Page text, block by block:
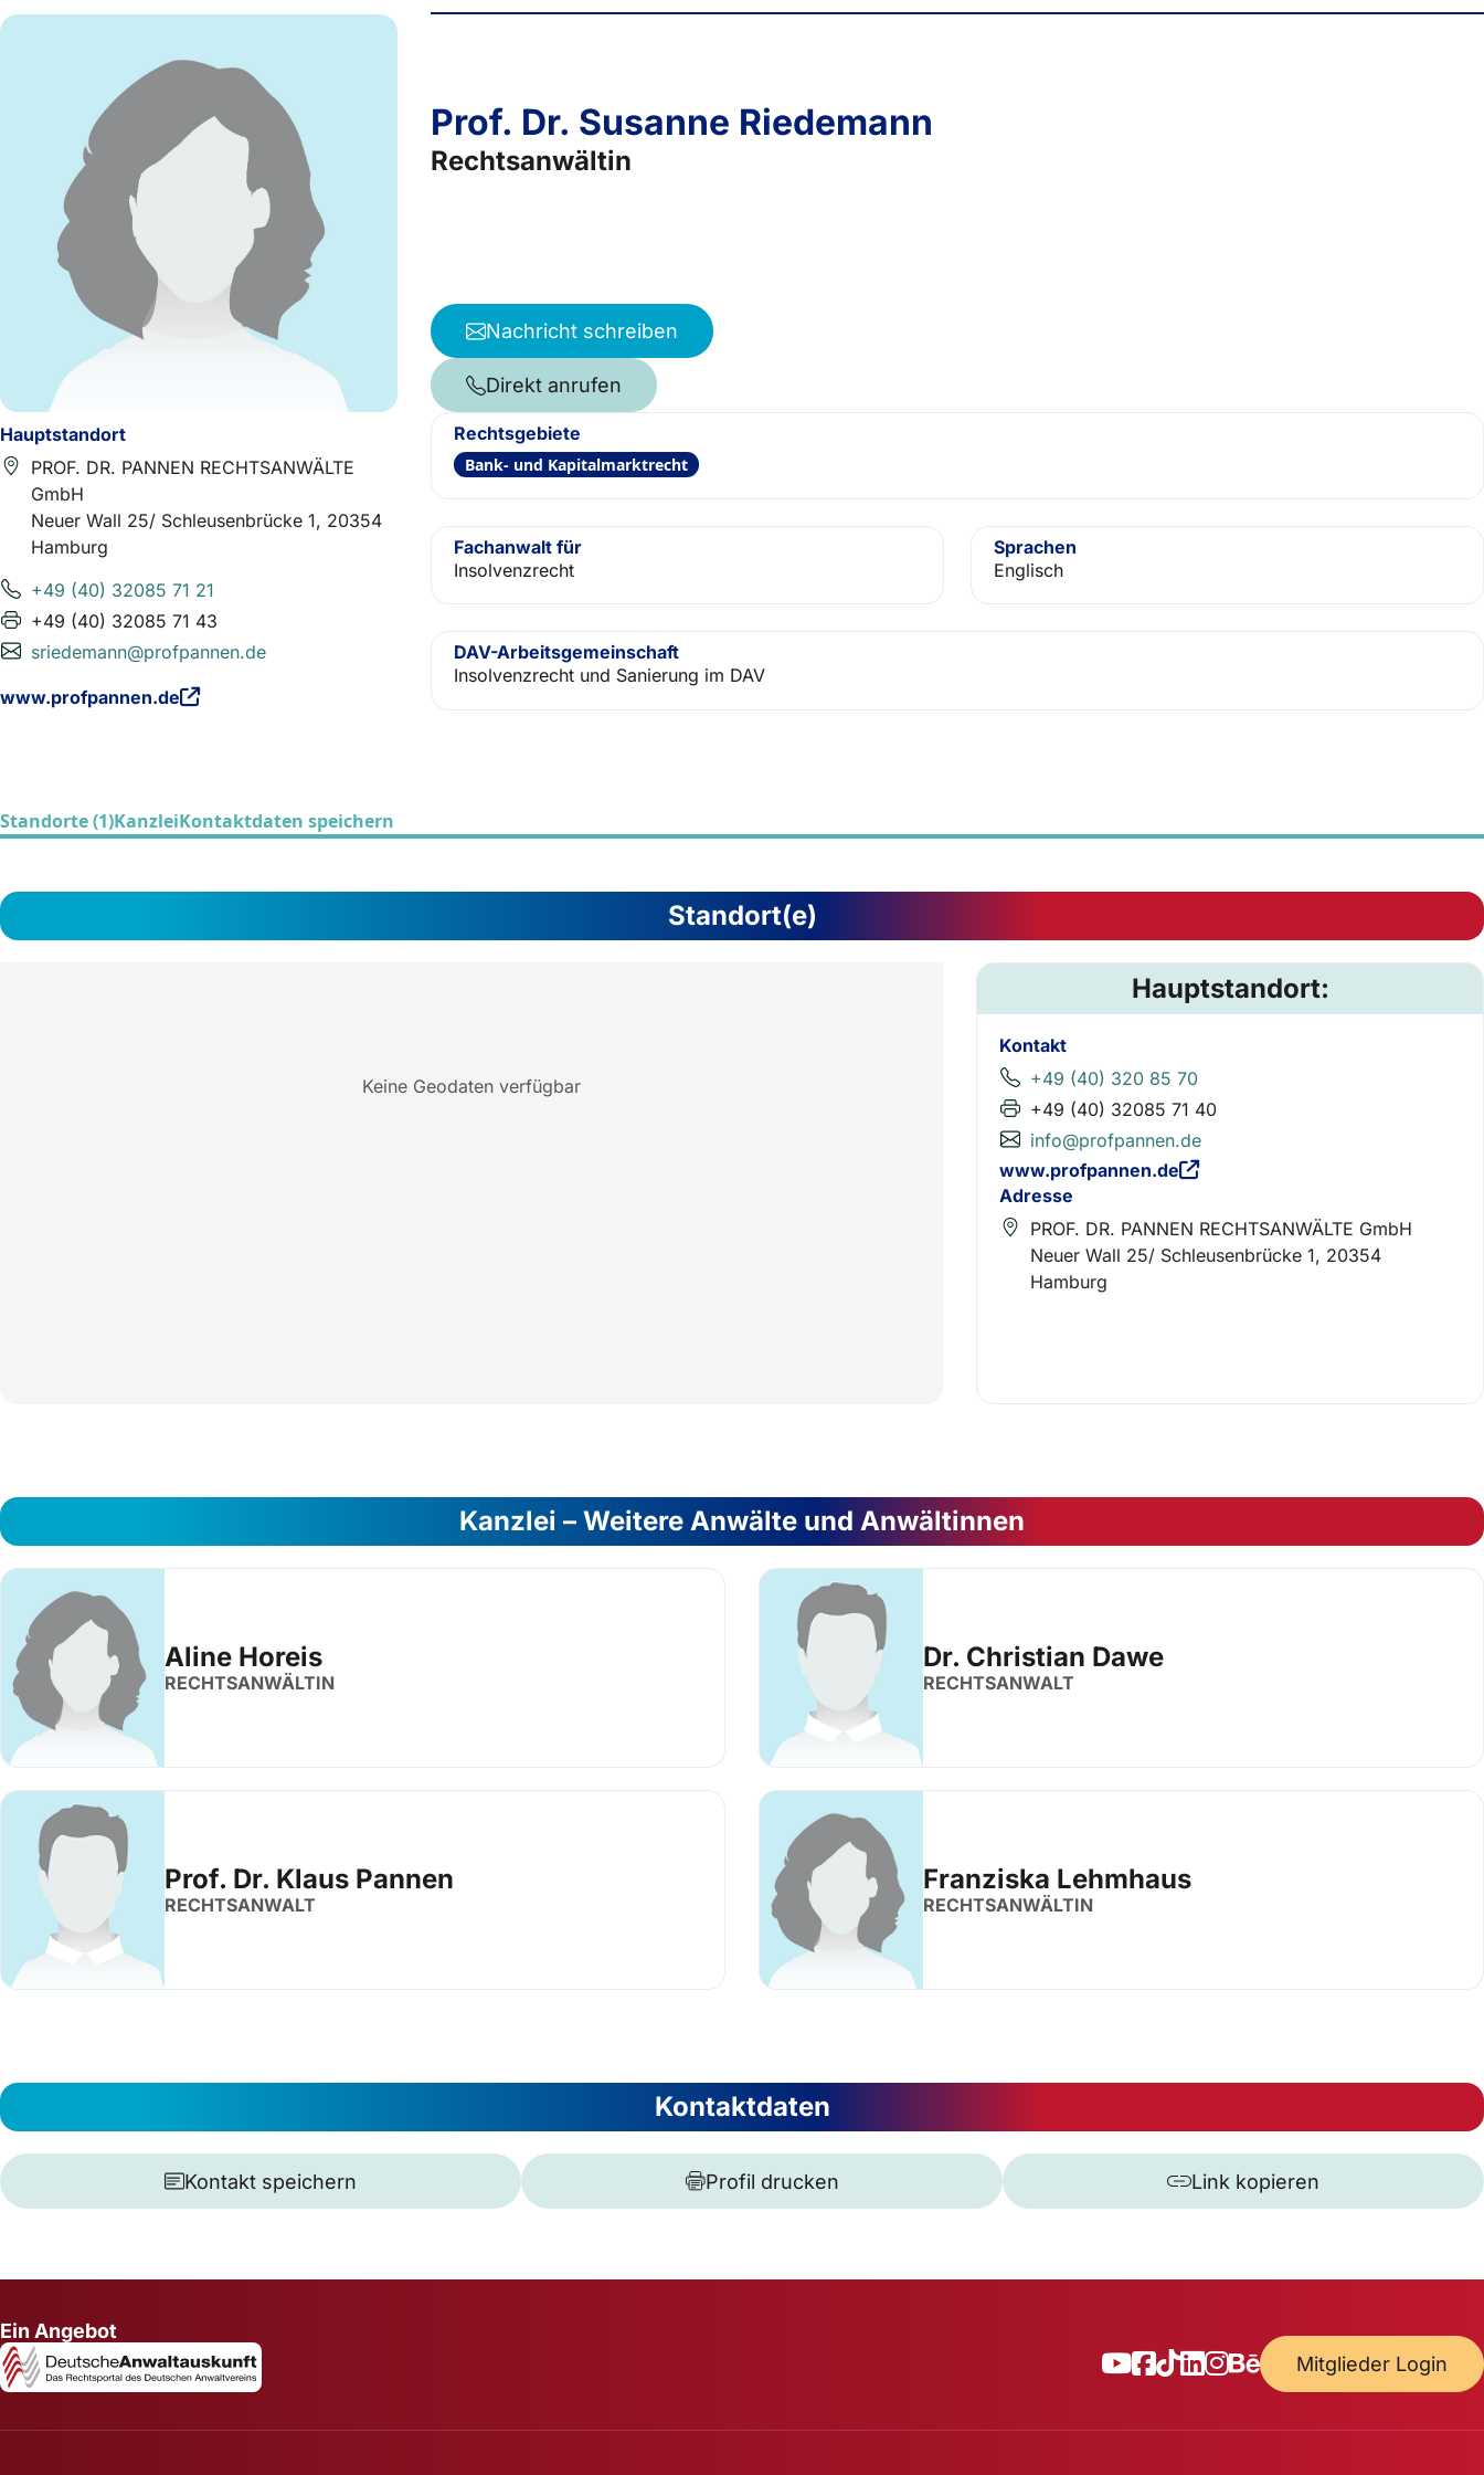
Hauptstandort
PROF. DR. PANNEN RECHTSANWÄLTE
GmbH
Neuer Wall 25/ Schleusenbrücke 1, 20354
Hamburg
+49 (40) 32085 71 21
+49 (40) 32085 71 43
sriedemann@profpannen.de
www.profpannen.de
Prof. Dr. Susanne Riedemann
Rechtsanwältin
Nachricht schreiben
Direkt anrufen
Rechtsgebiete
Bank- und Kapitalmarktrecht
Fachanwalt für
Insolvenzrecht
Sprachen
Englisch
DAV-Arbeitsgemeinschaft
Insolvenzrecht und Sanierung im DAV
Standorte (1)KanzleiKontaktdaten speichern
Standort(e)
Keine Geodaten verfügbar
Hauptstandort:
Kontakt
+49 (40) 320 85 70
+49 (40) 32085 71 40
info@profpannen.de
www.profpannen.de
Adresse
PROF. DR. PANNEN RECHTSANWÄLTE GmbH
Neuer Wall 25/ Schleusenbrücke 1, 20354
Hamburg
Kanzlei – Weitere Anwälte und Anwältinnen
Aline Horeis
RECHTSANWÄLTIN
Dr. Christian Dawe
RECHTSANWALT
Prof. Dr. Klaus Pannen
RECHTSANWALT
Franziska Lehmhaus
RECHTSANWÄLTIN
Kontaktdaten
Kontakt speichern Profil drucken Link kopieren
Ein Angebot
Mitglieder Login